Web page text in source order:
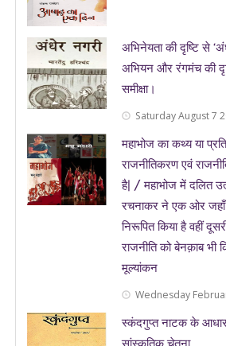
अभिनेयता की दृष्टि से
अभियन और रंगमंच की
समीक्षा।
Saturday August 7
महाभोज का कथ्य या
राजनीतिकरण एवं
है| / महाभोज में दलित
रचनाकर ने एक ओर जहाँ
निरूपित किया है वहीं
राजनीति को बेनक़ाब भी
मूल्यांकन
Wednesday
स्कंदगुप्त नाटक के आधार
सांस्कृतिक चेतना